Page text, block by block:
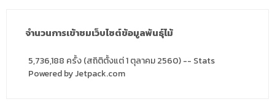
จำนวนการเข้าชมเว็บไซต์ข้อมูลพันธุ์ไม้
5,736,188 ครั้ง (สถิติตั้งแต่ 1 ตุลาคม 2560) -- Stats
Powered by Jetpack.com